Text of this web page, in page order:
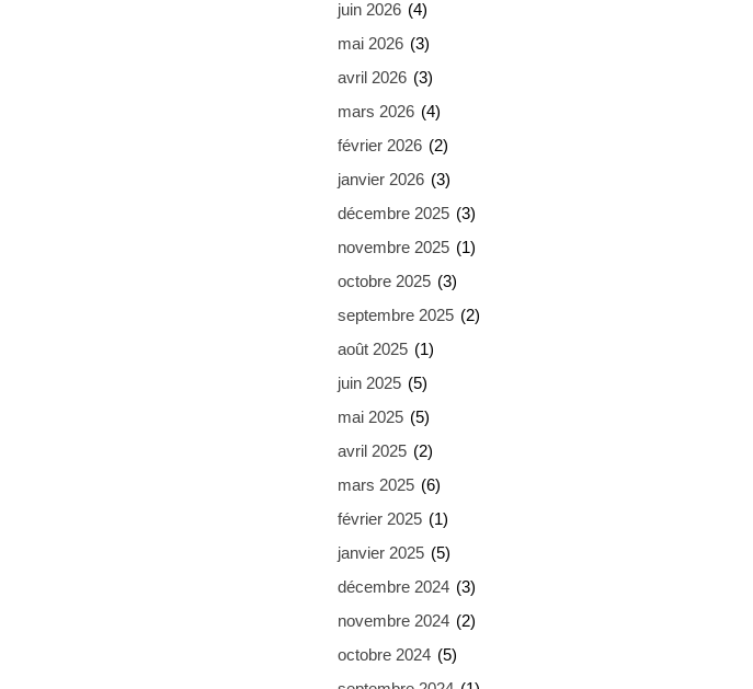
juin 2026 (4)
mai 2026 (3)
avril 2026 (3)
mars 2026 (4)
février 2026 (2)
janvier 2026 (3)
décembre 2025 (3)
novembre 2025 (1)
octobre 2025 (3)
septembre 2025 (2)
août 2025 (1)
juin 2025 (5)
mai 2025 (5)
avril 2025 (2)
mars 2025 (6)
février 2025 (1)
janvier 2025 (5)
décembre 2024 (3)
novembre 2024 (2)
octobre 2024 (5)